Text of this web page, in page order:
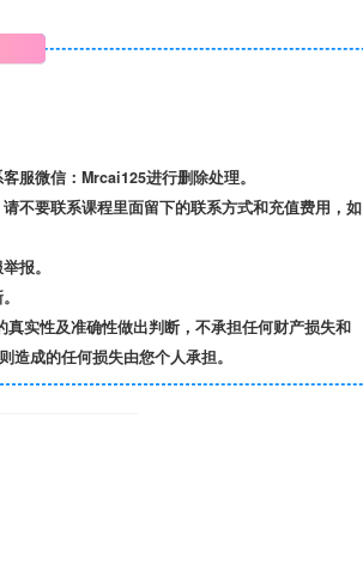
服微信：Mrcai125进行删除处理。
不要联系课程里面留下的联系方式和充值费用，如
报。
实性及准确性做出判断，不承担任何财产损失和
成的任何损失由您个人承担。